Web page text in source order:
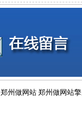
郑州做网站 郑州做网站